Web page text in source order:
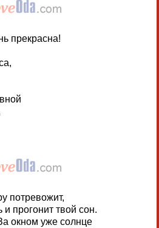
прекрасна!
потревожит,
и прогонит твой сон.
окном уже солнце